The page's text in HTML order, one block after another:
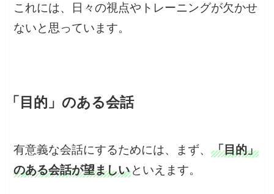
これには、日々の視点やトレーニングが欠かせ
ないと思っています。
「目的」のある会話
有意義な会話にするためには、まず、「目的」
のある会話が望ましい といえます。